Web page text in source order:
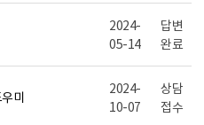
2024-
05-14
답변
완료
미
2024-
10-07
상담
접수